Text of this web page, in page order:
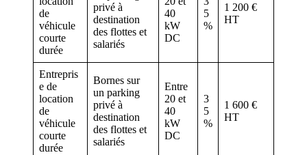
de
véhicule
courte
durée
privé à
destination
des flottes et
salariés
40
kW
DC
5
%
1 200 €
HT
Entrepris
e de
location
de
véhicule
courte
durée
Bornes sur
un parking
privé à
destination
des flottes et
salariés
Entre
20 et
40
kW
DC
3
5
%
1 600 €
HT